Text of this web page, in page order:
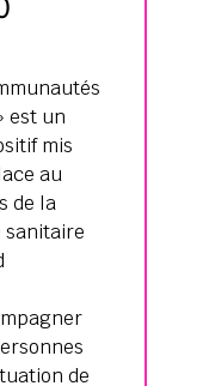
est un
mis
au
de la
sanitaire
de